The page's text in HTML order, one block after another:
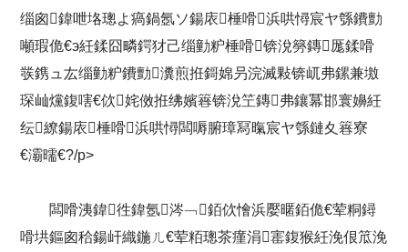
缁囪鍏呭垎璁よ瘑鍋氬ソ鍚庡棰嗗浜哄憳宸ヤ綔鐨勯
噸瑕佹€э紝鍒囧疄鍔犲己缁勭粐棰嗗锛涗簩鏄厖鍒嗗
彂鎸ュ厷缁勭粐鐨勯瀵煎拰鎶婂叧浣滅敤锛屼弗鏍兼墽
琛屾爣鍑嗐€佽姹傚拰绋嬪簭锛涗笁鏄弗鑲冪邯寰嬶紝
纭繚鍚庡棰嗗浜哄憳闆嗕腑璋冩暣宸ヤ綔鏈夊簭寮
€灞曘€?/p>
闆嗗洟鍏徃鍏氬涔﹁銆佽懀浜嬮暱銆佹€荤粡鐞
嗗垬鏂囪秴鍚屽織鍦ㄦ€荤粨璁茶瘽涓寚鍑猴紝浼佷笟浼